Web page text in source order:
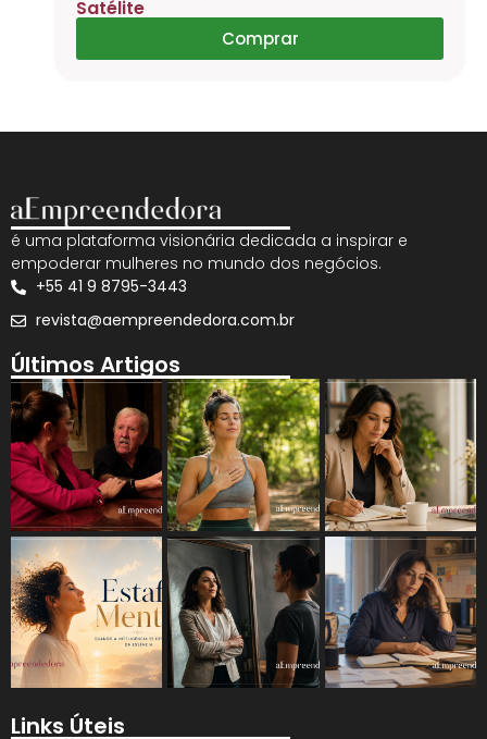
Satélite
Comprar
é uma plataforma visionária dedicada a inspirar e
empoderar mulheres no mundo dos negócios.
+55 41 9 8795-3443
revista@aempreendedora.com.br
Últimos Artigos
Links Úteis